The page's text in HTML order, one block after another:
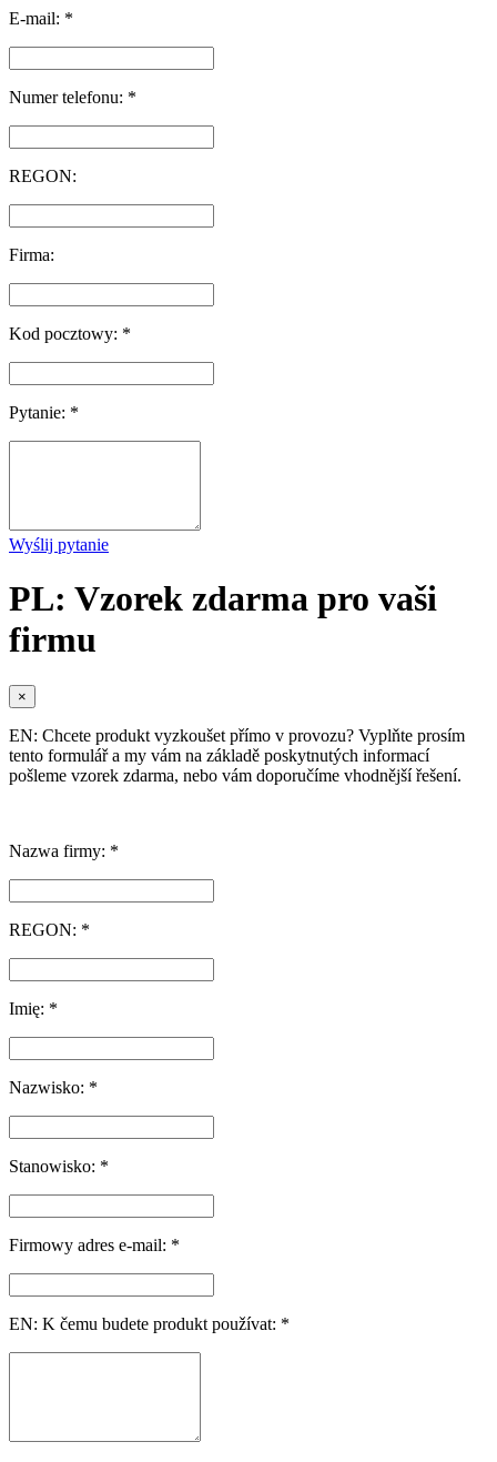
E-mail: *
Numer telefonu: *
REGON:
Firma:
Kod pocztowy: *
Pytanie: *
Wyślij pytanie
PL: Vzorek zdarma pro vaši
firmu
×
EN: Chcete produkt vyzkoušet přímo v provozu? Vyplňte prosím
tento formulář a my vám na základě poskytnutých informací
pošleme vzorek zdarma, nebo vám doporučíme vhodnější řešení.
Nazwa firmy: *
REGON: *
Imię: *
Nazwisko: *
Stanowisko: *
Firmowy adres e-mail: *
EN: K čemu budete produkt používat: *